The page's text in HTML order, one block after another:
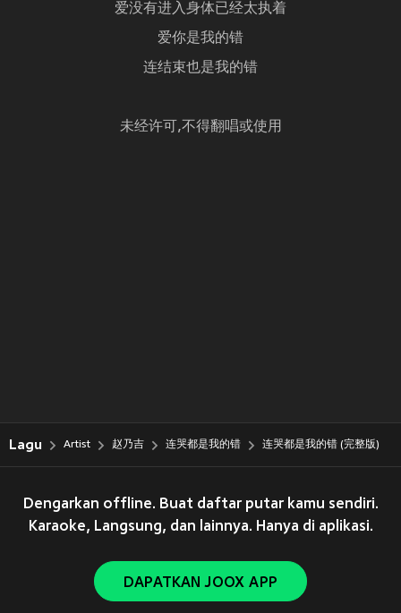
爱没有进入身体已经太执着
爱你是我的错
连结束也是我的错
未经许可,不得翻唱或使用
Lagu Artist 赵乃吉 连哭都是我的错 连哭都是我的错 (完整版)
Dengarkan offline. Buat daftar putar kamu sendiri.
Karaoke, Langsung, dan lainnya. Hanya di aplikasi.
DAPATKAN JOOX APP